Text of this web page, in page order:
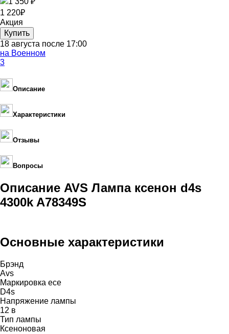
1 220₽
Акция
18 августа после 17:00
на Военном
3
Описание
Характеристики
Отзывы
Вопросы
Описание AVS Лампа ксенон d4s
4300k A78349S
Основные характеристики
Брэнд
Avs
Маркировка ece
D4s
Напряжение лампы
12 в
Тип лампы
Ксеноновая